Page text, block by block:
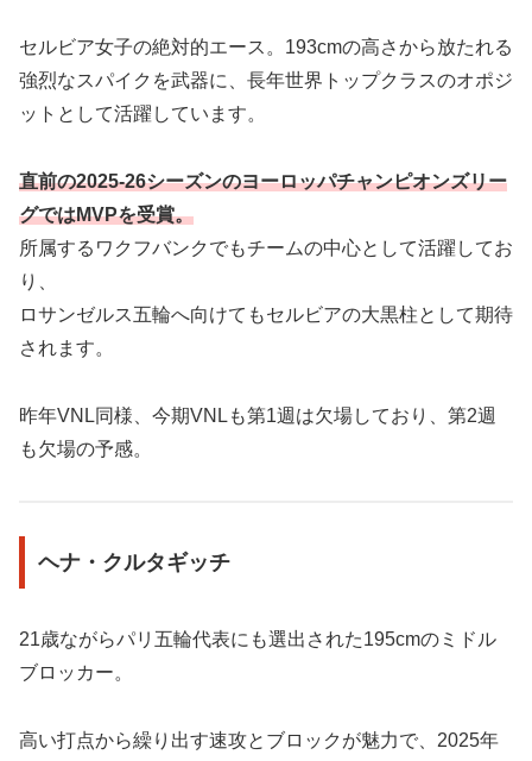
セルビア女子の絶対的エース。193cmの高さから放たれる
強烈なスパイクを武器に、長年世界トップクラスのオポジ
ットとして活躍しています。
直前の2025-26シーズンのヨーロッパチャンピオンズリー
グではMVPを受賞。
所属するワクフバンクでもチームの中心として活躍してお
り、
ロサンゼルス五輪へ向けてもセルビアの大黒柱として期待
されます。
昨年VNL同様、今期VNLも第1週は欠場しており、第2週
も欠場の予感。
ヘナ・クルタギッチ
21歳ながらパリ五輪代表にも選出された195cmのミドル
ブロッカー。
高い打点から繰り出す速攻とブロックが魅力で、2025年